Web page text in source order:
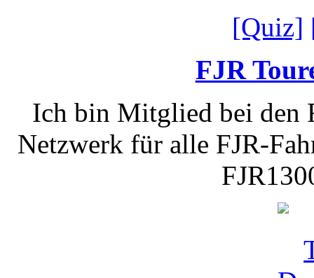
[Quiz]
FJR
Ich bin Mitglied bei den
Netzwerk für alle FJR-